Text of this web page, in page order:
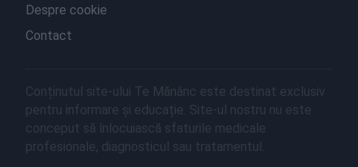
Despre cookie
Contact
Conținutul site-ului Te Mănânc este destinat exclusiv
pentru informare și educație. Site-ul nostru nu este
conceput să înlocuiască sfaturile medicale
profesionale, diagnosticul sau tratamentul.